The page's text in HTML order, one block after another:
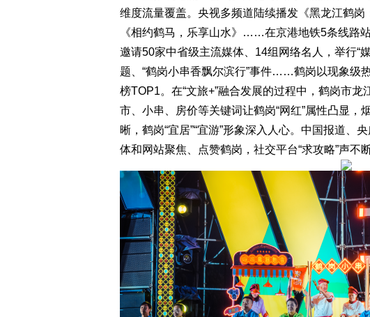
维度流量覆盖。央视多频道陆续播发《黑龙江鹤岗
《相约鹤马，乐享山水》……在京港地铁5条线路
邀请50家中省级主流媒体、14组网络名人，举行“
题、“鹤岗小串香飘尔滨行”事件……鹤岗以现象级
榜TOP1。在“文旅+”融合发展的过程中，鹤岗市
市、小串、房价等关键词让鹤岗“网红”属性凸显，
晰，鹤岗“宜居”“宜游”形象深入人心。中国报道、
体和网站聚焦、点赞鹤岗，社交平台“求攻略”声不